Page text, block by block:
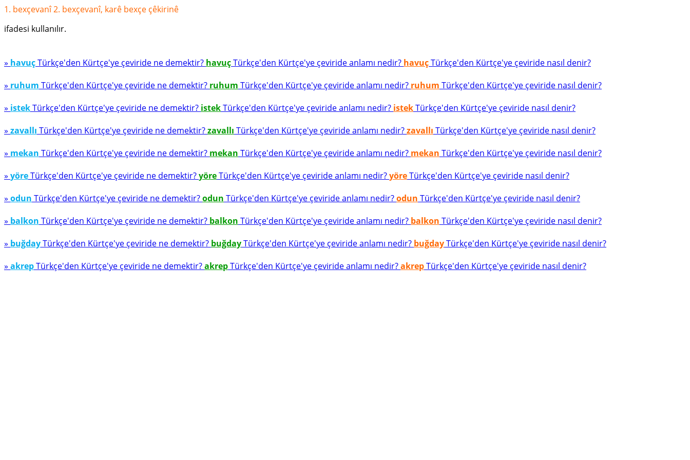
1. bexçevanî 2. bexçevanî, karê bexçe çêkirinê
ifadesi kullanılır.
» havuçTürkçe'den Kürtçe'ye çeviride ne demektir? havuçTürkçe'den Kürtçe'ye çeviride anlamı nedir? havuçTürkçe'den Kürtçe'ye çeviride nasıl denir?
» ruhum Türkçe'den Kürtçe'ye çeviride ne demektir? ruhum Türkçe'den Kürtçe'ye çeviride anlamı nedir? ruhum Türkçe'den Kürtçe'ye çeviride nasıl denir?
» istekTürkçe'den Kürtçe'ye çeviride ne demektir? istekTürkçe'den Kürtçe'ye çeviride anlamı nedir? istekTürkçe'den Kürtçe'ye çeviride nasıl denir?
» zavallı Türkçe'den Kürtçe'ye çeviride ne demektir?zavallı Türkçe'den Kürtçe'ye çeviride anlamı nedir?zavallı Türkçe'den Kürtçe'ye çeviride nasıl denir?
» mekan Türkçe'den Kürtçe'ye çeviride ne demektir? mekan Türkçe'den Kürtçe'ye çeviride anlamı nedir? mekan Türkçe'den Kürtçe'ye çeviride nasıl denir?
» yöreTürkçe'den Kürtçe'ye çeviride ne demektir?yöreTürkçe'den Kürtçe'ye çeviride anlamı nedir?yöreTürkçe'den Kürtçe'ye çeviride nasıl denir?
» odun Türkçe'den Kürtçe'ye çeviride ne demektir?odun Türkçe'den Kürtçe'ye çeviride anlamı nedir?odun Türkçe'den Kürtçe'ye çeviride nasıl denir?
» balkon Türkçe'den Kürtçe'ye çeviride ne demektir? balkon Türkçe'den Kürtçe'ye çeviride anlamı nedir? balkon Türkçe'den Kürtçe'ye çeviride nasıl denir?
» buğdayTürkçe'den Kürtçe'ye çeviride ne demektir? buğdayTürkçe'den Kürtçe'ye çeviride anlamı nedir? buğdayTürkçe'den Kürtçe'ye çeviride nasıl denir?
» akrepTürkçe'den Kürtçe'ye çeviride ne demektir?akrepTürkçe'den Kürtçe'ye çeviride anlamı nedir?akrepTürkçe'den Kürtçe'ye çeviride nasıl denir?